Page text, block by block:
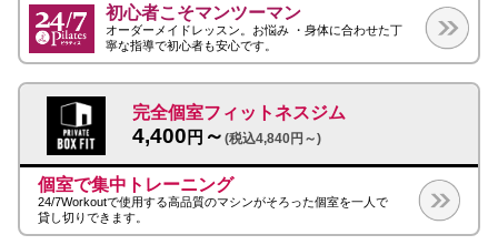
初心者こそマンツーマン
オーダーメイドレッスン。お悩み ・身体に合わせた丁
寧な指導で初心者も安心です。
完全個室フィットネスジム
4,400 円 ～ (税込4,840円～)
個室で集中トレーニング
24/7Workoutで使用する高品質のマシンがそろった個室を一人で
貸し切りできます。